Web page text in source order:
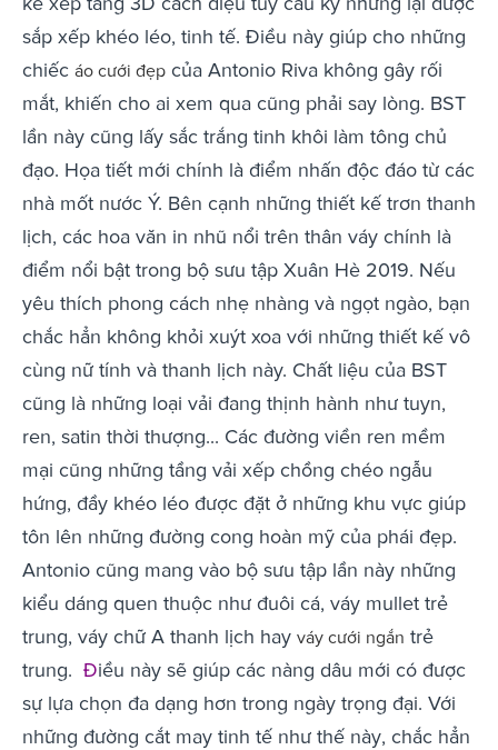
sắp xếp khéo léo, tinh tế. Điều này giúp cho những
chiếc áo cưới đẹp của Antonio Riva không gây rối
mắt, khiến cho ai xem qua cũng phải say lòng. BST
lần này cũng lấy sắc trắng tinh khôi làm tông chủ
đạo. Họa tiết mới chính là điểm nhấn độc đáo từ các
nhà mốt nước Ý. Bên cạnh những thiết kế trơn thanh
lịch, các hoa văn in nhũ nổi trên thân váy chính là
điểm nổi bật trong bộ sưu tập Xuân Hè 2019. Nếu
yêu thích phong cách nhẹ nhàng và ngọt ngào, bạn
chắc hẳn không khỏi xuýt xoa với những thiết kế vô
cùng nữ tính và thanh lịch này. Chất liệu của BST
cũng là những loại vải đang thịnh hành như tuyn,
ren, satin thời thượng... Các đường viền ren mềm
mại cũng những tầng vải xếp chồng chéo ngẫu
hứng, đầy khéo léo được đặt ở những khu vực giúp
tôn lên những đường cong hoàn mỹ của phái đẹp.
Antonio cũng mang vào bộ sưu tập lần này những
kiểu dáng quen thuộc như đuôi cá, váy mullet trẻ
trung, váy chữ A thanh lịch hay váy cưới ngắn trẻ
trung. Điều này sẽ giúp các nàng dâu mới có được
sự lựa chọn đa dạng hơn trong ngày trọng đại. Với
những đường cắt may tinh tế như thế này, chắc hẳn